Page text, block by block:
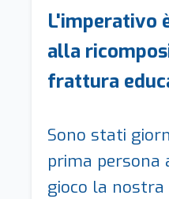
L'imperativo
alla
frattura
Sono stati
prima persona
gioco la nostra